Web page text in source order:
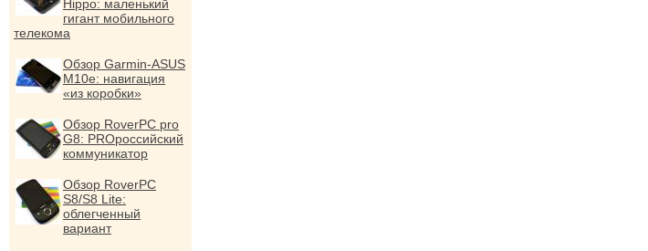
Hippo: маленький
гигант мобильного
телекома
Обзор Garmin-ASUS
M10e: навигация
«из коробки»
Обзор RoverPC pro
G8: PROроссийский
коммуникатор
Обзор RoverPC
S8/S8 Lite:
облегченный
вариант